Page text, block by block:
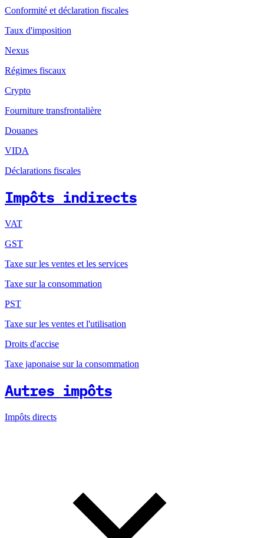
Conformité et déclaration fiscales
Taux d'imposition
Nexus
Régimes fiscaux
Crypto
Fourniture transfrontalière
Douanes
VIDA
Déclarations fiscales
Impôts indirects
VAT
GST
Taxe sur les ventes et les services
Taxe sur la consommation
PST
Taxe sur les ventes et l'utilisation
Droits d'accise
Taxe japonaise sur la consommation
Autres impôts
Impôts directs